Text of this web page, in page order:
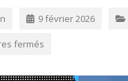
9 février 2026
fermés